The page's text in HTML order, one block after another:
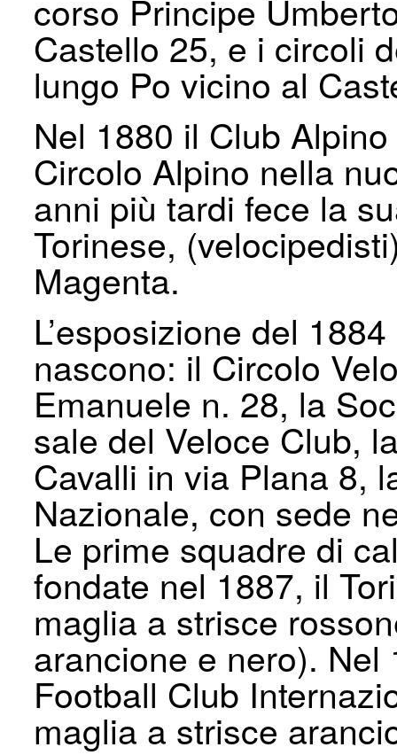
corso Principe
Castello 25, e i circoli
lungo Po vicino al
Nel 1880 il Club
Circolo Alpino nella
anni più tardi fece la
Torinese,
Magenta.
L’esposizione del
nascono: il Circolo
Emanuele n. 28, la
sale del Veloce Club,
Cavalli in via Plana 8,
Nazionale, con sede
Le prime squadre di
fondate nel 1887, il
maglia a strisce
arancione e nero).
Football Club
maglia a strisce